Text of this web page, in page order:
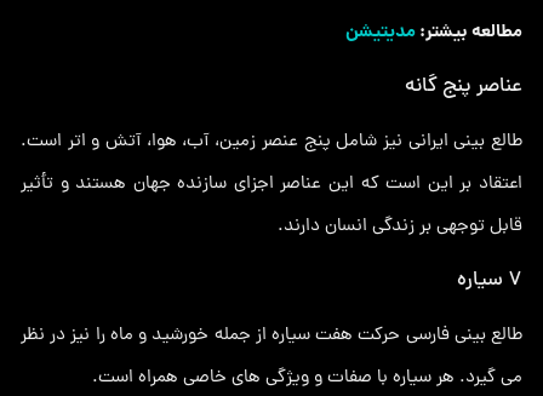
مطالعه بیشتر:مدیتیشن
عناصر پنج گانه
طالع بینی ایرانی نیز شامل پنج عنصر زمین، آب، هوا، آتش و اتر است.
اعتقاد بر این است که این عناصر اجزای سازنده جهان هستند و تأثیر
قابل توجهی بر زندگی انسان دارند.
7 سیاره
طالع بینی فارسی حرکت هفت سیاره از جمله خورشید و ماه را نیز در نظر
می گیرد. هر سیاره با صفات و ویژگی های خاصی همراه است.